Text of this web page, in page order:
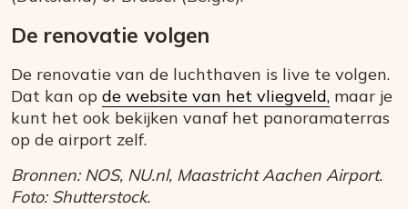
De renovatie volgen
De renovatie van de luchthaven is live te volgen.
Dat kan op de website van het vliegveld, maar je
kunt het ook bekijken vanaf het panoramaterras
op de airport zelf.
Bronnen: NOS, NU.nl, Maastricht Aachen Airport.
Foto: Shutterstock.